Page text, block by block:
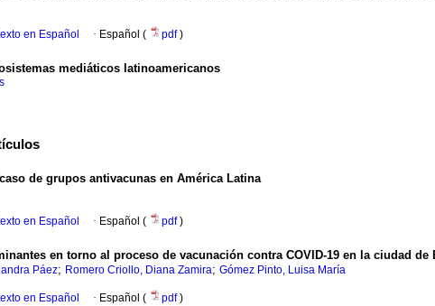
en Español · Español ( pdf)
mediáticos latinoamericanos
de grupos antivacunas en América Latina
en Español · Español ( pdf)
en torno al proceso de vacunación contra COVID-19 en la ciudad de
Páez; Romero Criollo, Diana Zamira; Gómez Pinto, Luisa María
en Español · Español ( pdf)